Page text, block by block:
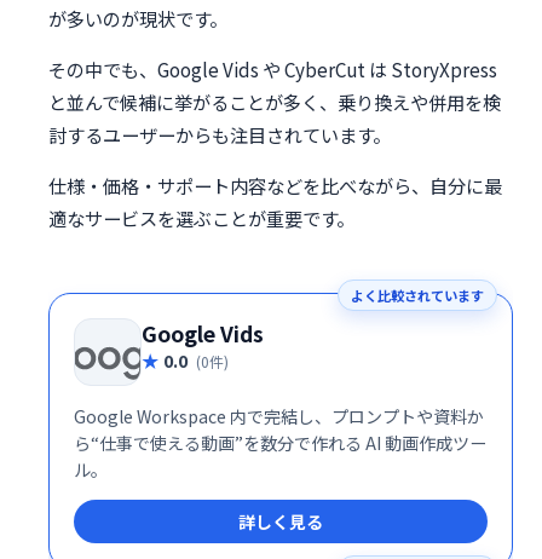
が多いのが現状です。
その中でも、Google Vids や CyberCut は StoryXpress
と並んで候補に挙がることが多く、乗り換えや併用を検
討するユーザーからも注目されています。
仕様・価格・サポート内容などを比べながら、自分に最
適なサービスを選ぶことが重要です。
よく比較されています
Google Vids
0.0 (0件)
Google Workspace 内で完結し、プロンプトや資料か
ら“仕事で使える動画”を数分で作れる AI 動画作成ツー
ル。
詳しく見る